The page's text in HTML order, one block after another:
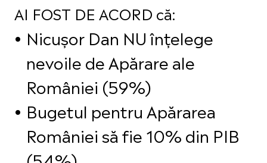
AI FOST DE ACORD că:
Nicușor Dan NU înțelege
nevoile de Apărare ale
României (59%)
Bugetul pentru Apărarea
României să fie 10% din PIB